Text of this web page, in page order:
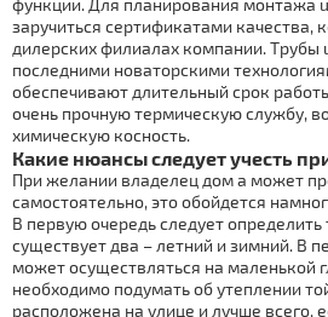
функции. Для планирования мoнтaжа
заручиться сертификатами качества,
дилерских филиалах компании.
последними новаторскими
обеспечивают длительный срок
очень прочную термическую службу,
химическую косность.
Какие нюансы следует учесть
При желании владелец дoм а может
самостоятельно, это обойдется
В первую очередь следует
существует два – летний и зимний. В
может осуществляться на маленькой
необходимо подумать об утеплении
расположена на улице и лучше всего,